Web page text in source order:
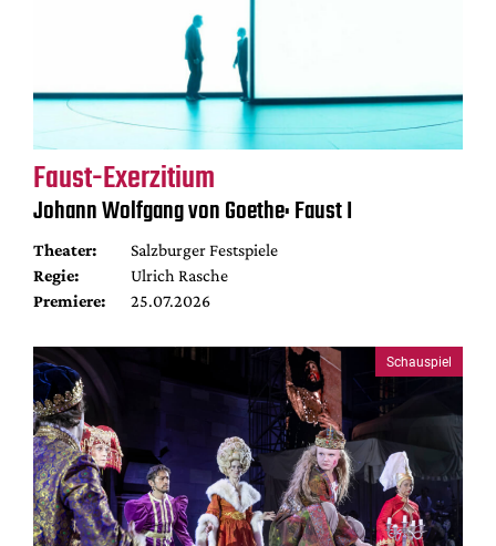
Faust-Exerzitium
Johann Wolfgang von Goethe: Faust I
Theater:
Salzburger Festspiele
Regie:
Ulrich Rasche
Premiere:
25.07.2026
Schauspiel